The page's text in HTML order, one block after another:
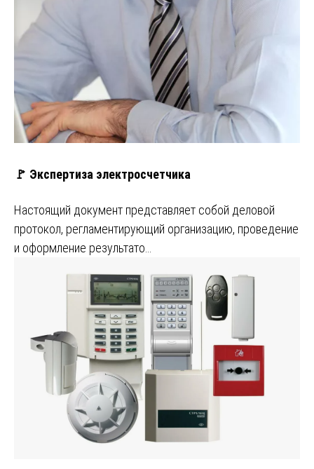
🚩 Экспертиза электросчетчика
Настоящий документ представляет собой деловой
протокол, регламентирующий организацию, проведение
и оформление результато…